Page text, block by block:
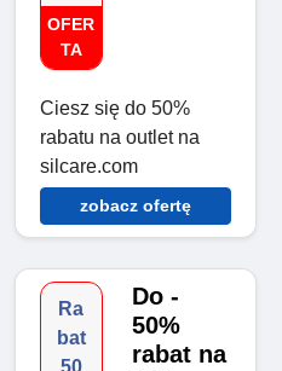
OFER
TA
Ciesz się do 50%
rabatu na outlet na
silcare.com
zobacz ofertę
Ra
bat
Do -
50%
rabat na